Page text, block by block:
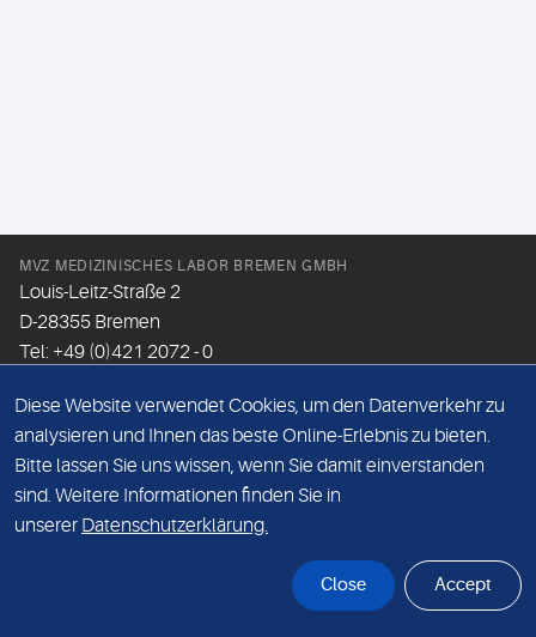
MVZ MEDIZINISCHES LABOR BREMEN GMBH
Louis-Leitz-Straße 2
D-28355 Bremen
Tel: +49 (0)421 2072 - 0
Email:info@mlhb.de
DATENSCHUTZ
IMPRESSUM
Diese Website verwendet Cookies, um den Datenverkehr zu
analysieren und Ihnen das beste Online-Erlebnis zu bieten.
Bitte lassen Sie uns wissen, wenn Sie damit einverstanden
sind. Weitere Informationen finden Sie in
unserer Datenschutzerklärung.
Close Accept